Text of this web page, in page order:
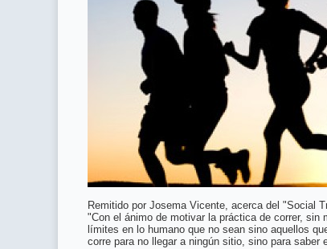
Remitido por Josema Vicente, acerca del "Social
"Con el ánimo de motivar la práctica de correr,
límites en lo humano que no sean sino aquellos
corre para no llegar a ningún sitio, sino para saber